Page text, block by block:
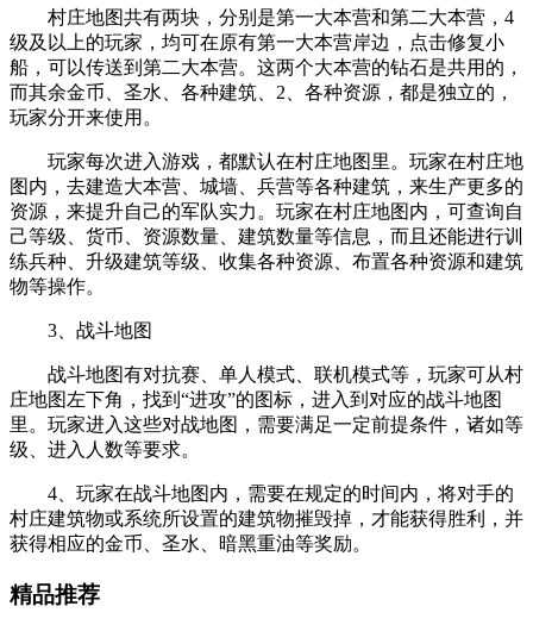
村庄地图共有两块，分别是第一大本营和第二大本营，4
级及以上的玩家，均可在原有第一大本营岸边，点击修复小
船，可以传送到第二大本营。这两个大本营的钻石是共用的，
而其余金币、圣水、各种建筑、2、各种资源，都是独立的，
玩家分开来使用。
玩家每次进入游戏，都默认在村庄地图里。玩家在村庄地
图内，去建造大本营、城墙、兵营等各种建筑，来生产更多的
资源，来提升自己的军队实力。玩家在村庄地图内，可查询自
己等级、货币、资源数量、建筑数量等信息，而且还能进行训
练兵种、升级建筑等级、收集各种资源、布置各种资源和建筑
物等操作。
3、战斗地图
战斗地图有对抗赛、单人模式、联机模式等，玩家可从村
庄地图左下角，找到“进攻”的图标，进入到对应的战斗地图
里。玩家进入这些对战地图，需要满足一定前提条件，诸如等
级、进入人数等要求。
4、玩家在战斗地图内，需要在规定的时间内，将对手的
村庄建筑物或系统所设置的建筑物摧毁掉，才能获得胜利，并
获得相应的金币、圣水、暗黑重油等奖励。
精品推荐